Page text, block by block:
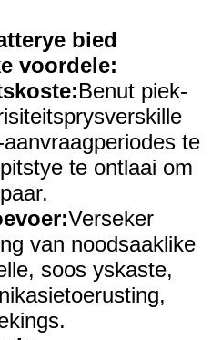
bied
voordele:
Benut piek-
te
te ontlaai om
Verseker
van noodsaaklike
soos yskaste,